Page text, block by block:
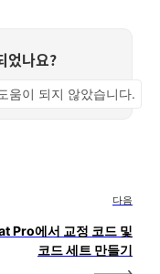
었나요?
움이 되지 않았습니다.
다음
Pro에서 교정 코드 및
코드 세트 만들기